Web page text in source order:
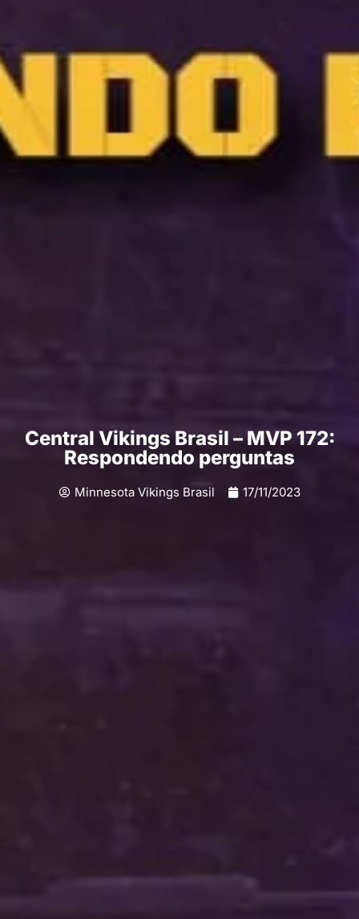
Central Vikings Brasil – MVP 172:
Respondendo perguntas
Minnesota Vikings Brasil 17/11/2023